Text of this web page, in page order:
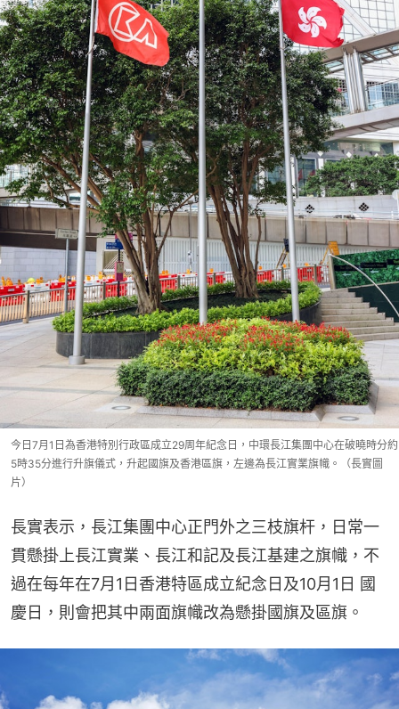
今日7月1日為香港特別行政區成立29周年紀念日，中環長江集團中心在破曉時分約
5時35分進行升旗儀式，升起國旗及香港區旗，左邊為長江實業旗幟。（長實圖
片）
長實表示，長江集團中心正門外之三枝旗杆，日常一
貫懸掛上長江實業、長江和記及長江基建之旗幟，不
過在每年在7月1日香港特區成立紀念日及10月1日 國
慶日，則會把其中兩面旗幟改為懸掛國旗及區旗。